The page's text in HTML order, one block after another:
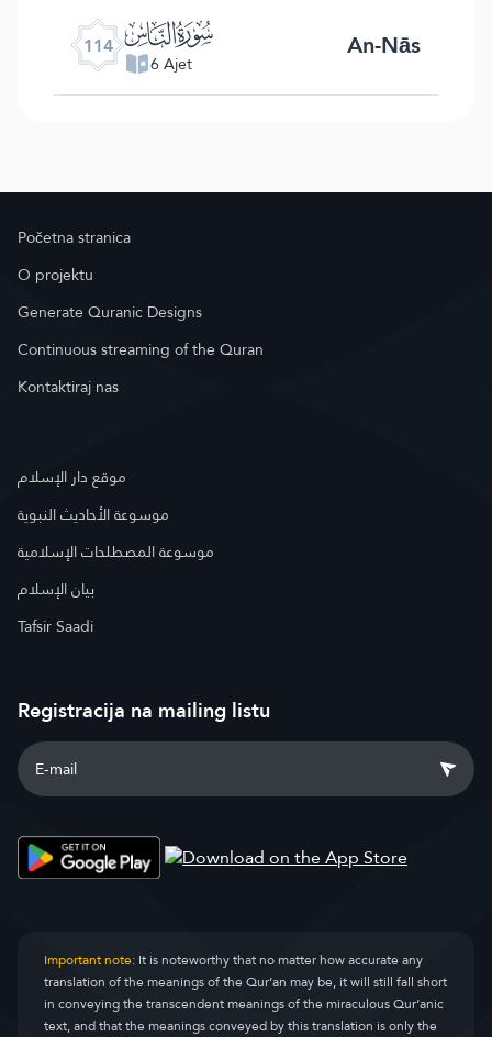
114 ﰟ
6 Ajet An-Nās
Početna stranica
O projektu
Generate Quranic Designs
Continuous streaming of the Quran
Kontaktiraj nas
موقع دار الإسلام
موسوعة الأحاديث النبوية
موسوعة المصطلحات الإسلامية
بيان الإسلام
Tafsir Saadi
Registracija na mailing listu
Important note:It is noteworthy that no matter how accurate any
translation of the meanings of the Qur’an may be, it will still fall short
in conveying the transcendent meanings of the miraculous Qur’anic
text, and that the meanings conveyed by this translation is only the